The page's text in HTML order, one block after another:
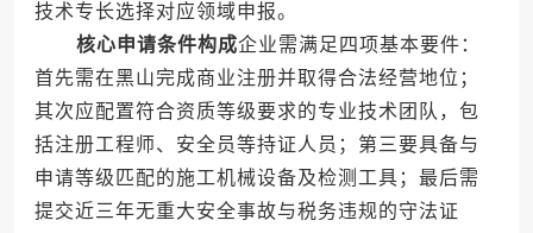
技术专长选择对应领域申报。
核心申请条件构成企业需满足四项基本要件：
首先需在黑山完成商业注册并取得合法经营地位；
其次应配置符合资质等级要求的专业技术团队，包
括注册工程师、安全员等持证人员；第三要具备与
申请等级匹配的施工机械设备及检测工具；最后需
提交近三年无重大安全事故与税务违规的守法证